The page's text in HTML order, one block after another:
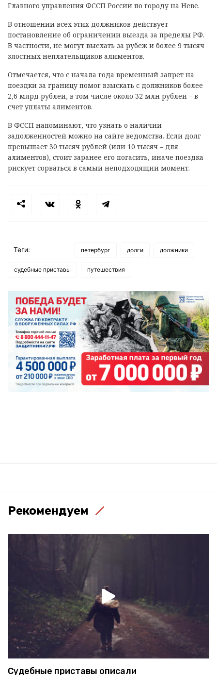
Главного управления ФССП России по городу на Неве.
В отношении всех этих должников действует
постановление об ограничении выезда за пределы РФ.
В частности, не могут выехать за рубеж и более 9 тысяч
злостных неплательщиков алиментов.
Отмечается, что с начала года временный запрет на
поездки за границу помог взыскать с должников более
2,6 млрд рублей, в том числе около 32 млн рублей – в
счет уплаты алиментов.
В ФССП напоминают, что узнать о наличии
задолженностей можно на сайте ведомства. Если долг
превышает 30 тысяч рублей (или 10 тысяч – для
алиментов), стоит заранее его погасить, иначе поездка
рискует сорваться в самый неподходящий момент.
Теги: петербург долги должники
судебные приставы путешествия
Рекомендуем
Судебные приставы описали